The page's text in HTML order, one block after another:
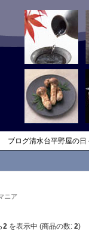
ブログ清水台平野屋の日
ニア
2 を表示中 (商品の数: 2)